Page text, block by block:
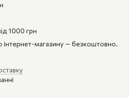
1000 грн
інтернет-магазину — безкоштовно.